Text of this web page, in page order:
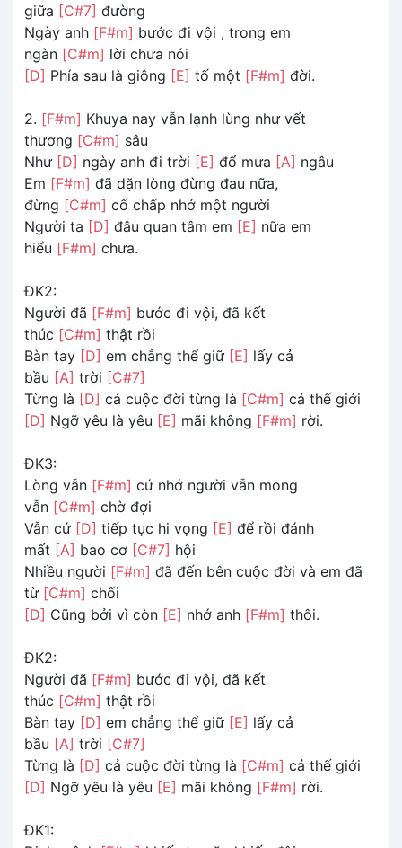
giữa [C#7] đường
Ngày anh [F#m] bước đi vội , trong em
ngàn [C#m] lời chưa nói
[D] Phía sau là giông [E] tố một [F#m] đời.
2. [F#m] Khuya nay vẫn lạnh lùng như vết
thương [C#m] sâu
Như [D] ngày anh đi trời [E] đổ mưa [A] ngâu
Em [F#m] đã dặn lòng đừng đau nữa,
đừng [C#m] cố chấp nhớ một người
Người ta [D] đâu quan tâm em [E] nữa em
hiểu [F#m] chưa.
ĐK2:
Người đã [F#m] bước đi vội, đã kết
thúc [C#m] thật rồi
Bàn tay [D] em chẳng thể giữ [E] lấy cả
bầu [A] trời [C#7]
Từng là [D] cả cuộc đời từng là [C#m] cả thế giới
[D] Ngỡ yêu là yêu [E] mãi không [F#m] rời.
ĐK3:
Lòng vẫn [F#m] cứ nhớ người vẫn mong
vẫn [C#m] chờ đợi
Vẫn cứ [D] tiếp tục hi vọng [E] để rồi đánh
mất [A] bao cơ [C#7] hội
Nhiều người [F#m] đã đến bên cuộc đời và em đã
từ [C#m] chối
[D] Cũng bởi vì còn [E] nhớ anh [F#m] thôi.
ĐK2:
Người đã [F#m] bước đi vội, đã kết
thúc [C#m] thật rồi
Bàn tay [D] em chẳng thể giữ [E] lấy cả
bầu [A] trời [C#7]
Từng là [D] cả cuộc đời từng là [C#m] cả thế giới
[D] Ngỡ yêu là yêu [E] mãi không [F#m] rời.
ĐK1: